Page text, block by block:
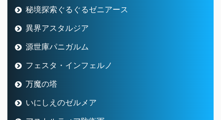
秘境探索ぐるぐるゼニアース
異界アスタルジア
源世庫パニガルム
フェスタ・インフェルノ
万魔の塔
いにしえのゼルメア